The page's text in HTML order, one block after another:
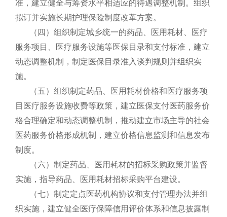
准，建立健全与筹资水平相适应的待遇调整机制。组织
拟订并实施长期护理保险制度改革方案。
（四）组织制定城乡统一的药品、医用耗材、医疗
服务项目、医疗服务设施等医保目录和支付标准，建立
动态调整机制，制定医保目录准入谈判规则并组织实
施。
（五）组织制定药品、医用耗材价格和医疗服务项
目医疗服务设施收费等政策，建立医保支付医药服务价
格合理确定和动态调整机制，推动建立市场主导的社会
医药服务价格形成机制，建立价格信息监测和信息发布
制度。
（六）制定药品、医用耗材的招标采购政策并监督
实施，指导药品、医用耗材招标采购平台建设。
（七）制定定点医药机构协议和支付管理办法并组
织实施，建立健全医疗保障信用评价体系和信息披露制